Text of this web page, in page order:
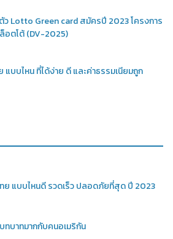
ว Lotto Green card สมัครปี 2023 โครงการ
อตโต้ (DV-2025)
แบบไหน ที่ได้ง่าย ดี และค่าธรรมเนียมถูก
ทย แบบไหนดี รวดเร็ว ปลอดภัยที่สุด ปี 2023
ทบาทมากกับคนอเมริกัน